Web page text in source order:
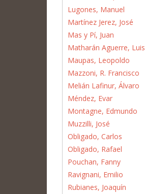
Lugones, Manuel
Martínez Jerez, José
Mas y Pí, Juan
Matharán Aguerre, Luis
Maupas, Leopoldo
Mazzoni, R. Francisco
Melián Lafinur, Álvaro
Méndez, Evar
Montagne, Edmundo
Muzzilli, José
Obligado, Carlos
Obligado, Rafael
Pouchan, Fanny
Ravignani, Emilio
Rubianes, Joaquín